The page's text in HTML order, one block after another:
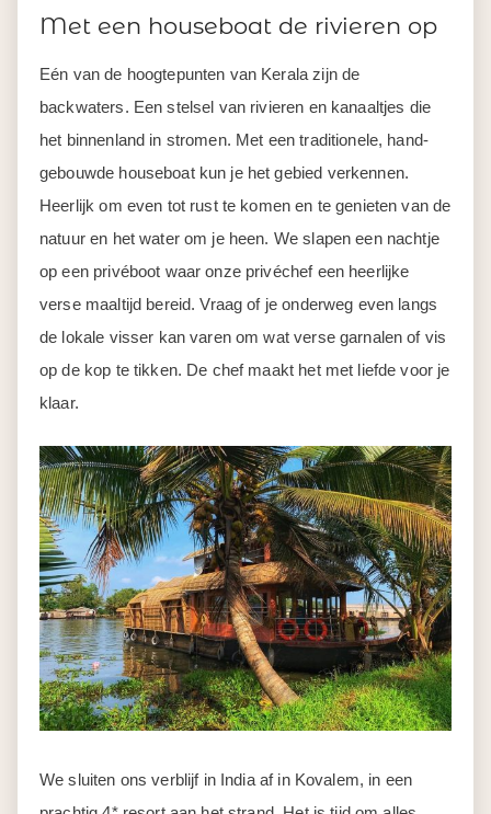
Met een houseboat de rivieren op
Eén van de hoogtepunten van Kerala zijn de
backwaters. Een stelsel van rivieren en kanaaltjes die
het binnenland in stromen. Met een traditionele, hand-
gebouwde houseboat kun je het gebied verkennen.
Heerlijk om even tot rust te komen en te genieten van de
natuur en het water om je heen. We slapen een nachtje
op een privéboot waar onze privéchef een heerlijke
verse maaltijd bereid. Vraag of je onderweg even langs
de lokale visser kan varen om wat verse garnalen of vis
op de kop te tikken. De chef maakt het met liefde voor je
klaar.
We sluiten ons verblijf in India af in Kovalem, in een